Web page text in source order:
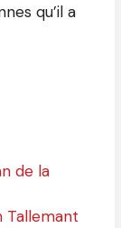
qu’il a
de la
Tallemant